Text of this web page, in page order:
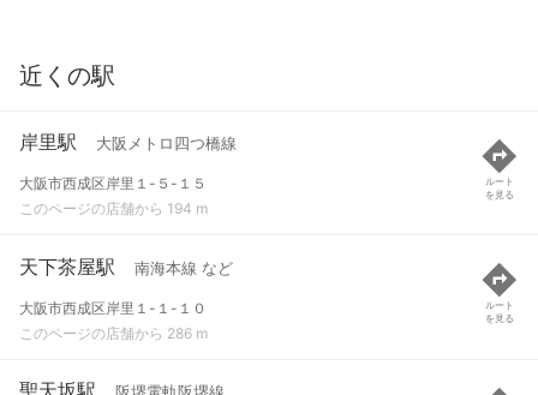
近くの駅
岸里駅 大阪メトロ四つ橋線
大阪市西成区岸里１-５-１５
このページの店舗から 194 m
ルート
を見る
天下茶屋駅 南海本線 など
大阪市西成区岸里１-１-１０
このページの店舗から 286 m
ルート
を見る
聖天坂駅